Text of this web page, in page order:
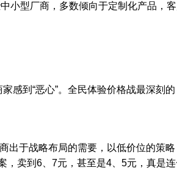
型厂商，多数倾向于定制化产品，客
到“恶心”。全民体验价格战最深刻的
于战略布局的需要，以低价位的策
卖到6、7元，甚至是4、5元，真是连